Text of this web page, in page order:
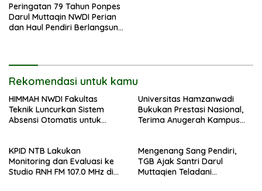
Peringatan 79 Tahun Ponpes
Darul Muttaqin NWDI Perian
dan Haul Pendiri Berlangsung
Rekomendasi untuk kamu
HIMMAH NWDI Fakultas
Teknik Luncurkan Sistem
Absensi Otomatis untuk
Universitas Hamzanwadi
Bukukan Prestasi Nasional,
Terima Anugerah Kampus
KPID NTB Lakukan
Monitoring dan Evaluasi ke
Studio RNH FM 107.0 MHz di
Mengenang Sang Pendiri,
TGB Ajak Santri Darul
Muttaqien Teladani